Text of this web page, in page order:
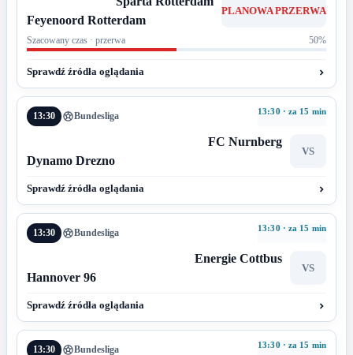
PLANOWA PRZERWA
Feyenoord Rotterdam
Szacowany czas · przerwa 50%
Sprawdź źródła oglądania
13:30 Bundesliga 13:30 · za 15 min
FC Nurnberg
VS
Dynamo Drezno
Sprawdź źródła oglądania
13:30 Bundesliga 13:30 · za 15 min
Energie Cottbus
VS
Hannover 96
Sprawdź źródła oglądania
13:30 Bundesliga 13:30 · za 15 min